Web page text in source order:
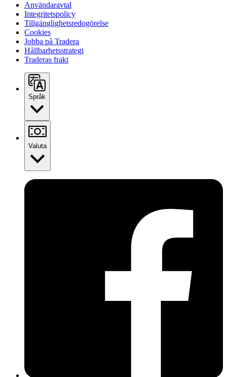
Användaravtal
Integritetspolicy
Tillgänglighetsredogörelse
Cookies
Jobba på Tradera
Hållbarhetsstrategi
Traderas frakt
Språk
Valuta